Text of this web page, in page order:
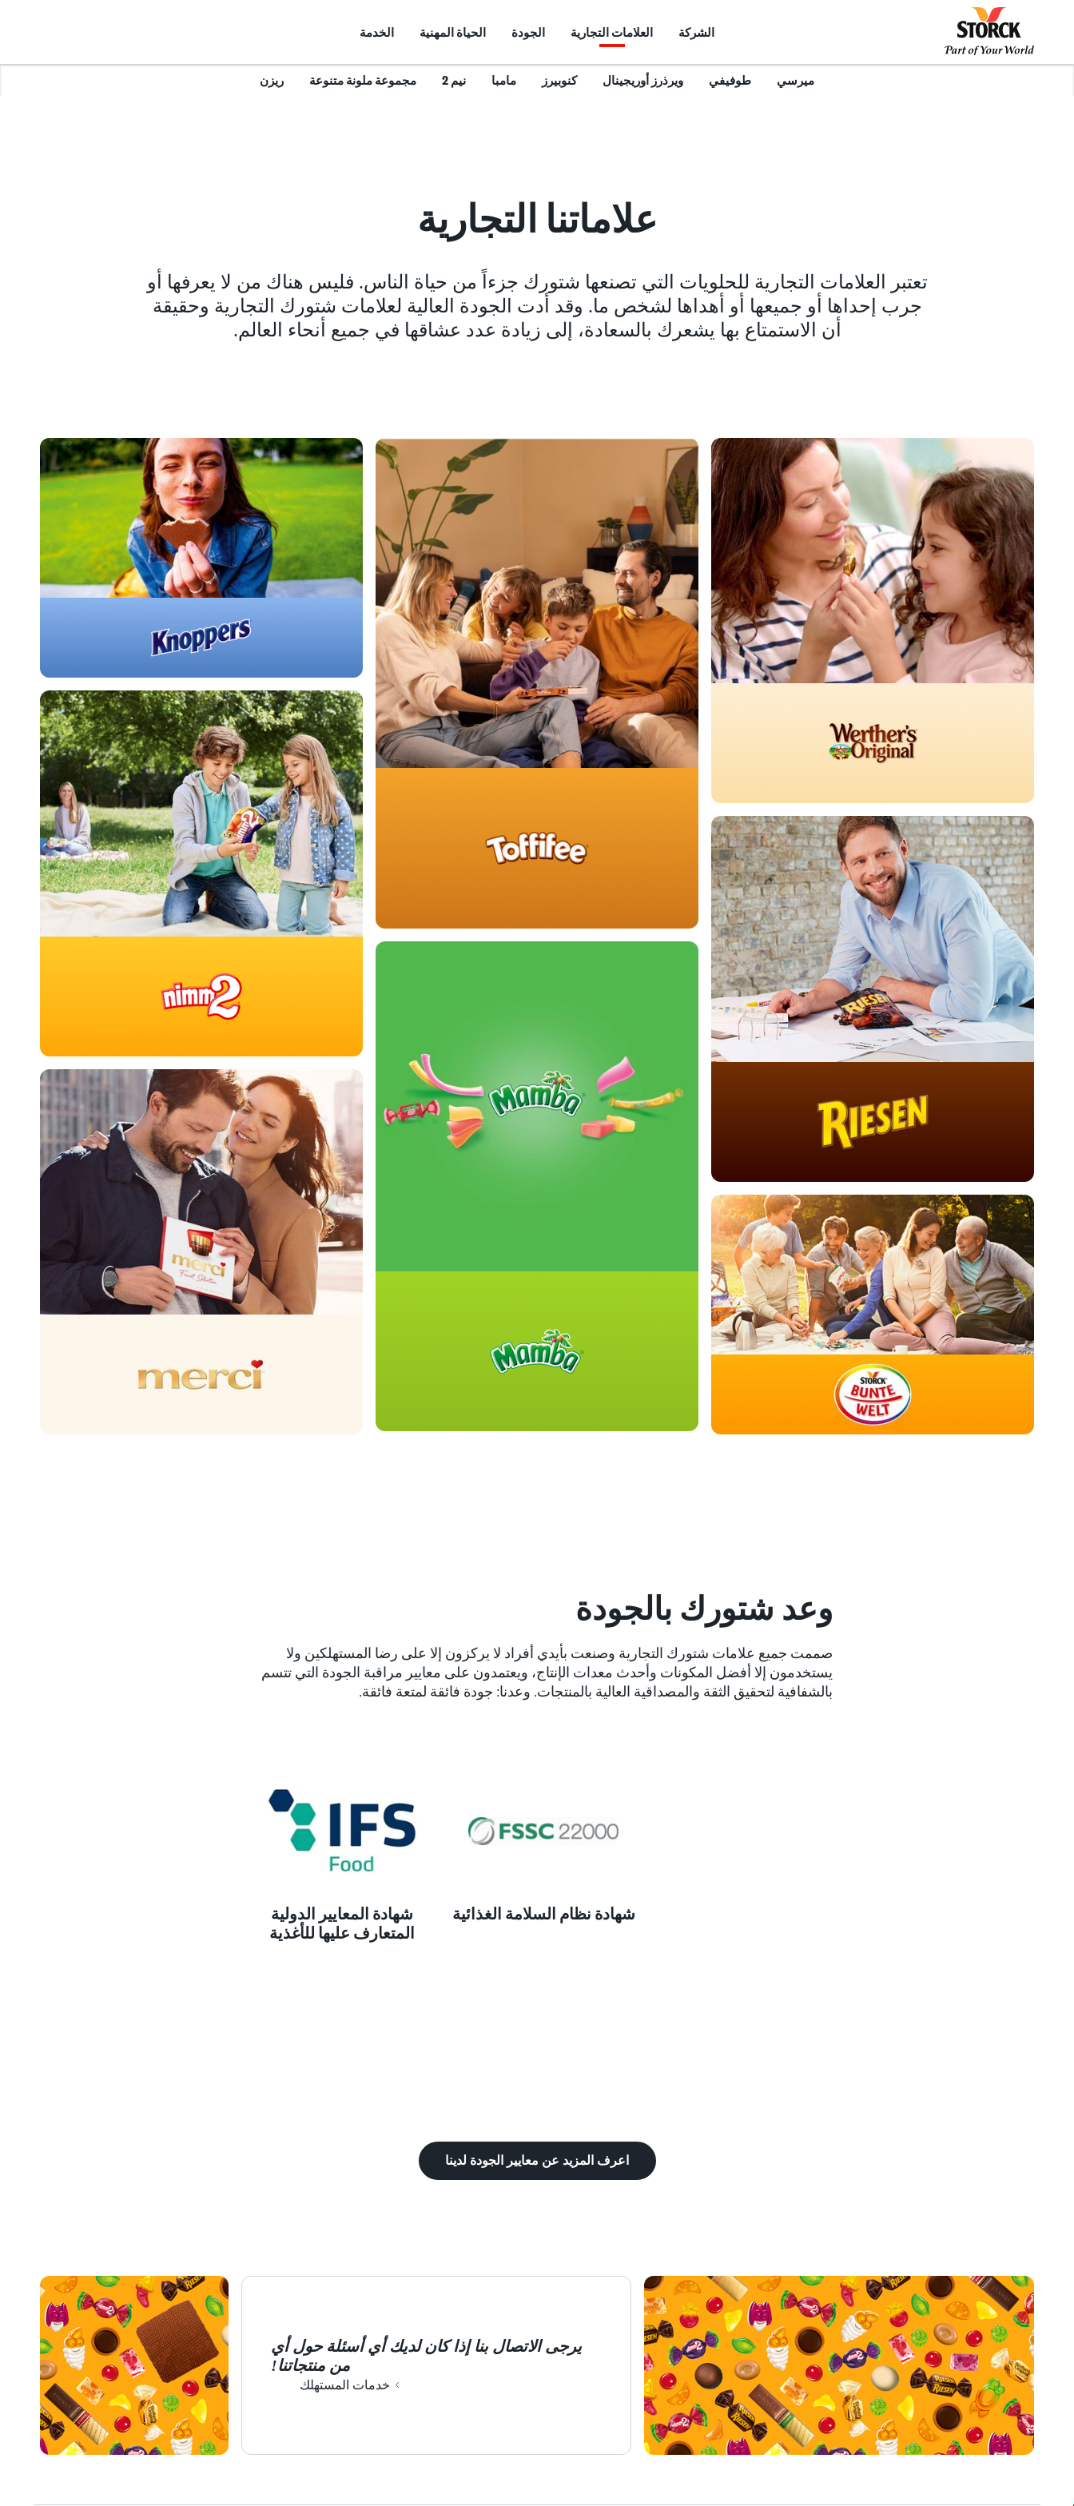
الشركة العلامات التجارية
ميرسي طوفيفي ويرذرز أوريجينال كنوبيرز مامبا نيم 2 مجموعة ملونة متنوعة ريزن
الجودة الحياة المهنية الخدمة
علاماتنا التجارية
تعتبر العلامات التجارية للحلويات التي تصنعها شتورك جزءاً من حياة الناس. فليس هناك من لا يعرفها أو
جرب إحداها أو جميعها أو أهداها لشخص ما. وقد أدت الجودة العالية لعلامات شتورك التجارية وحقيقة
أن الاستمتاع بها يشعرك بالسعادة، إلى زيادة عدد عشاقها في جميع أنحاء العالم.
وعد شتورك بالجودة
صممت جميع علامات شتورك التجارية وصنعت بأيدي أفراد لا يركزون إلا على رضا المستهلكين ولا
يستخدمون إلا أفضل المكونات وأحدث معدات الإنتاج، ويعتمدون على معايير مراقبة الجودة التي تتسم
بالشفافية لتحقيق الثقة والمصداقية العالية بالمنتجات. وعدنا: جودة فائقة لمتعة فائقة.
شهادة المعايير الدولية
المتعارف عليها للأغذية
شهادة نظام السلامة الغذائية
اعرف المزيد عن معايير الجودة لدينا
يرجى الاتصال بنا إذا كان لديك أي أسئلة حول أي
من منتجاتنا!
خدمات المستهلك